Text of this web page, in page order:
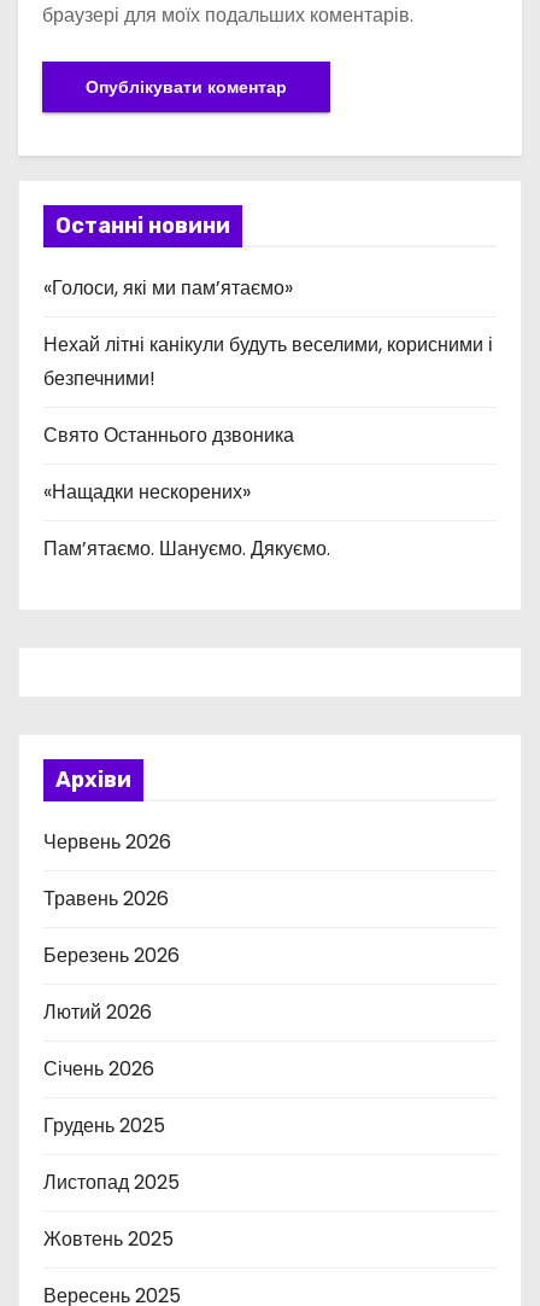
браузері для моїх подальших коментарів.
Останні новини
«Голоси, які ми пам’ятаємо»
Нехай літні канікули будуть веселими, корисними і
безпечними!
Свято Останнього дзвоника
«Нащадки нескорених»
Пам’ятаємо. Шануємо. Дякуємо.
Архіви
Червень 2026
Травень 2026
Березень 2026
Лютий 2026
Січень 2026
Грудень 2025
Листопад 2025
Жовтень 2025
Вересень 2025